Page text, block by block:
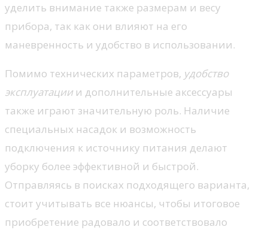
уделить внимание также размерам и весу
прибора, так как они влияют на его
маневренность и удобство в использовании.
Помимо технических параметров, удобство
эксплуатации и дополнительные аксессуары
также играют значительную роль. Наличие
специальных насадок и возможность
подключения к источнику питания делают
уборку более эффективной и быстрой.
Отправляясь в поисках подходящего варианта,
стоит учитывать все нюансы, чтобы итоговое
приобретение радовало и соответствовало